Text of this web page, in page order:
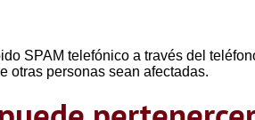
SPAM telefónico a través del
otras personas sean afectadas.